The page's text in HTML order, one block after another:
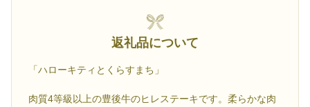
返礼品について
「ハローキティとくらすまち」
肉質4等級以上の豊後牛のヒレステーキです。柔らかな肉